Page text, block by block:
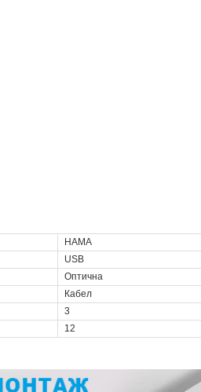
HAMA
USB
Оптична
Кабел
3
12